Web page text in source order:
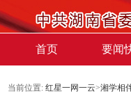
首页 要闻
当前位置: 红星一网一云>湘学相